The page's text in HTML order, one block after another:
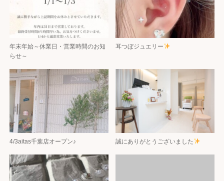
年末年始～休業日・営業時間のお知
らせ～
耳つぼジュエリー
4/3aitas千葉店オープン♪ 誠にありがとうございました